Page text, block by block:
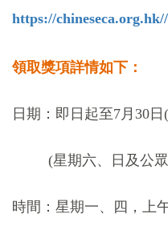
https://chineseca.org.hk/
領取獎項詳情如下：
日期：即日起至7月30
(星期六、日及公
時間：星期一、四，上